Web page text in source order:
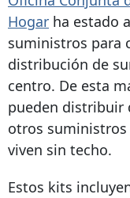
Hogar ha estado
suministros para
distribución de
centro. De esta
pueden distribuir
otros suministros
viven sin techo.
Estos kits